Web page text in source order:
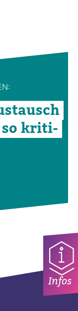
Infos
so kri­ti­